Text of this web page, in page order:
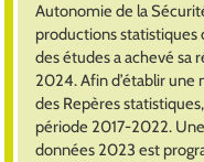
Autonomie de la
productions statistiques
des études a achevé sa
2024. Afin d’établir
des Repères
période 2017-2022.
données 2023 est